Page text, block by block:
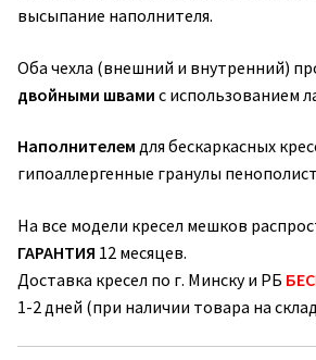
высыпание наполнителя.
Оба чехла (внешний и внутренний)
двойными швами с использованием
Наполнителем для бескаркасных
гипоаллергенные гранулы
На все модели кресел мешков
ГАРАНТИЯ 12 месяцев.
Доставка кресел по г. Минску и РБ
1-2 дней (при наличии товара на